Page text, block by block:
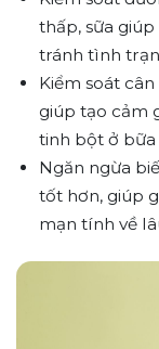
thấp, sữa
tránh tình
Kiểm soát
giúp tạo cảm
tinh bột ở bữa
Ngăn ngừa
tốt hơn, giúp
mạn tính về